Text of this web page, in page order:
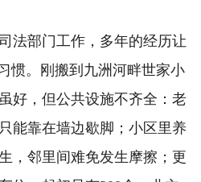
部门工作，多年的经历让
惯。刚搬到九洲河畔世家小
好，但公共设施不齐全：老
能靠在墙边歇脚；小区里养
，邻里间难免发生摩擦；更